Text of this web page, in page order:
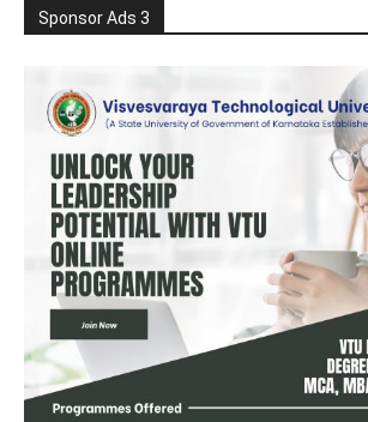
Sponsor Ads 3